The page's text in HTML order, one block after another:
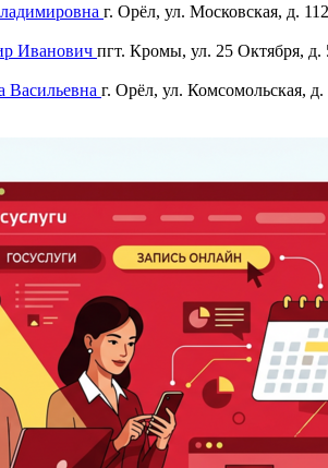
г. Орёл, ул. Московская, д.
Иванович пгт. Кромы, ул. 25 Октября, д.
Васильевна г. Орёл, ул. Комсомольская, д.